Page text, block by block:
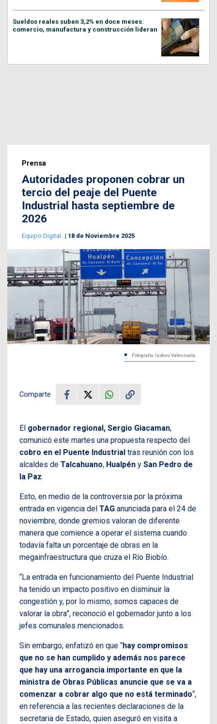
Sueldos reales suben 3,2% en doce meses:
comercio, manufactura y construcción lideran
Prensa
Autoridades proponen cobrar un
tercio del peaje del Puente
Industrial hasta septiembre de
2026
Equipo Digital 18 de Noviembre 2025
Fotografía: Isidoro Valenzuela
Comparte
El gobernador regional, Sergio Giacaman,
comunicó este martes una propuesta respecto del
cobro en el Puente Industrial tras reunión con los
alcaldes de Talcahuano, Hualpén y San Pedro de
la Paz.
Esto, en medio de la controversia por la próxima
entrada en vigencia del TAG anunciada para el 24 de
noviembre, donde gremios valoran de diferente
manera que comience a operar el sistema cuando
todavía falta un porcentaje de obras en la
megainfraestructura que cruza el Río Biobío.
“La entrada en funcionamiento del Puente Industrial
ha tenido un impacto positivo en disminuir la
congestión y, por lo mismo, somos capaces de
valorar la obra”, reconoció el gobernador junto a los
jefes comunales mencionados.
Sin embargo, enfatizó en que “hay compromisos
que no se han cumplido y además nos parece
que hay una arrogancia importante en que la
ministra de Obras Públicas anuncie que se va a
comenzar a cobrar algo que no está terminado“,
en referencia a las recientes declaraciones de la
secretaria de Estado, quien aseguró en visita a